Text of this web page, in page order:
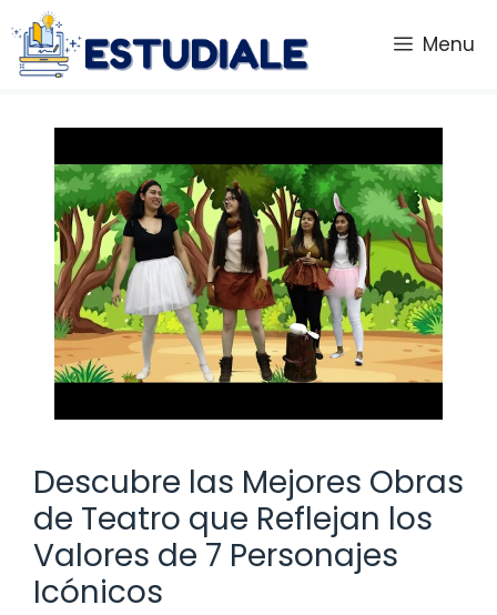
Saltar
al
contenido
Menu
Descubre las Mejores Obras
de Teatro que Reflejan los
Valores de 7 Personajes
Icónicos